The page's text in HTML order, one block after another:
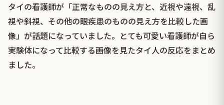
タイの看護師が「正常なものの見え方と、近視や遠視、乱
視や斜視、その他の眼疾患のものの見え方を比較した画
像」が話題になっていました。とても可愛い看護師が自ら
実験体になって比較する画像を見たタイ人の反応をまとめ
ました。